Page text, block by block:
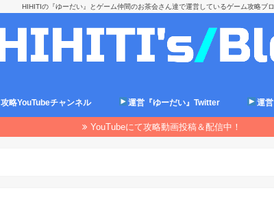
HIHITIの『ゆーだい』とゲーム仲間のお茶会さん達で運営しているゲーム攻略ブロ
攻略YouTubeチャンネル 運営『ゆーだい』Twitter 運
YouTubeにて攻略動画投稿＆配信中！